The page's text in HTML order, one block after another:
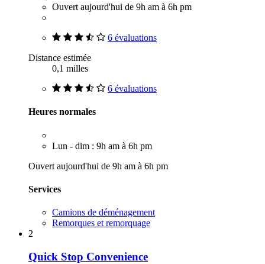
Ouvert aujourd'hui de 9h am à 6h pm
6 évaluations
Distance estimée
0,1 milles
6 évaluations
Heures normales
Lun - dim : 9h am à 6h pm
Ouvert aujourd'hui de 9h am à 6h pm
Services
Camions de déménagement
Remorques et remorquage
2
Quick Stop Convenience